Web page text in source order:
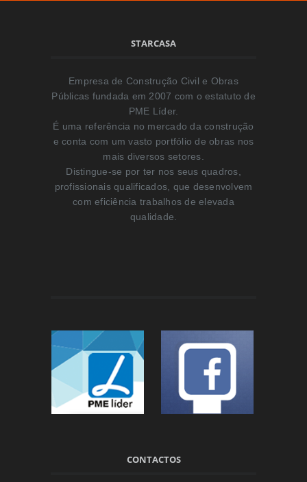
STARCASA
Empresa de Construção Civil e Obras
Públicas fundada em 2007 com o estatuto de
PME Líder.
É uma referência no mercado da construção
e conta com um vasto portfólio de obras nos
mais diversos setores.
Distingue-se por ter nos seus quadros,
profissionais qualificados, que desenvolvem
com eficiência trabalhos de elevada
qualidade.
CONTACTOS